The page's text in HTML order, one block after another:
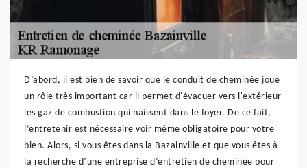
D’abord, il est bien de savoir que le conduit de cheminée joue
un rôle très important car il permet d'évacuer vers l'extérieur
les gaz de combustion qui naissent dans le foyer. De ce fait,
l’entretenir est nécessaire voir même obligatoire pour votre
bien. Alors, si vous êtes dans la Bazainville et que vous êtes à
la recherche d’une entreprise d’entretien de cheminée pour